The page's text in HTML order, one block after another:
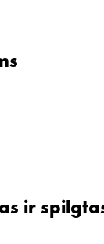
ir